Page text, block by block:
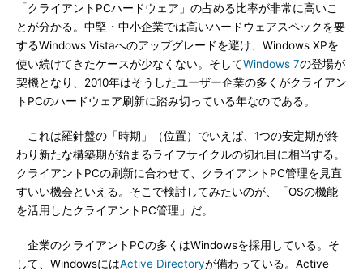
「クライアントPCハードウェア」の占める比率が非常に高いこ
とが分かる。中堅・中小企業では高いハードウェアスペックを要
するWindows Vistaへのアップグレードを避け、Windows XPを
使い続けてきたケースが少なくない。そしてWindows 7の登場が
契機となり、2010年はそうしたユーザー企業の多くがクライアン
トPCのハードウェア刷新に踏み切っている年なのである。
これは羅針盤の「時期」（位置）でいえば、1つの安定期が終
わり新たな構築期が始まるライフサイクルの切れ目に相当する。
クライアントPCの刷新に合わせて、クライアントPC管理を見直
すいい機会といえる。そこで検討してみたいのが、「OSの機能
を活用したクライアントPC管理」だ。
企業のクライアントPCの多くはWindowsを採用している。そ
して、WindowsにはActive Directoryが備わっている。Active